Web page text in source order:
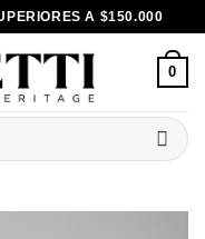
A $150.000
0